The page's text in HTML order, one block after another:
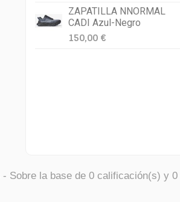
ZAPATILLA NNORMAL
CADI Azul-Negro
150,00 €
- Sobre la base de 0 calificación(s) y 0